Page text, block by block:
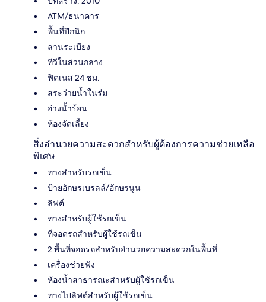
ATM/ธนาคาร
พื้นที่ปิกนิก
ลานระเบียง
ทีวีในส่วนกลาง
ฟิตเนส 24 ชม.
สระว่ายน้ำในร่ม
อ่างน้ำร้อน
ห้องจัดเลี้ยง
สิ่งอำนวยความสะดวกสำหรับผู้ต้องการความช่วยเหลือ
พิเศษ
ทางสำหรับรถเข็น
ป้ายอักษรเบรลล์/อักษรนูน
ลิฟต์
ทางสำหรับผู้ใช้รถเข็น
ที่จอดรถสำหรับผู้ใช้รถเข็น
2 พื้นที่จอดรถสำหรับอำนวยความสะดวกในพื้นที่
เครื่องช่วยฟัง
ห้องน้ำสาธารณะสำหรับผู้ใช้รถเข็น
ทางไปลิฟต์สำหรับผู้ใช้รถเข็น